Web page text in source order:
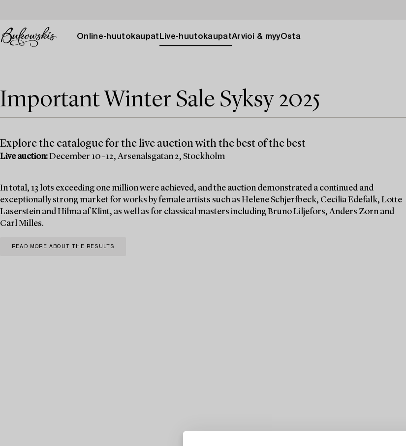
Online-huutokaupat Live-huutokaupatArvioi & myyOsta
Important Winter Sale Syksy 2025
Explore the catalogue for the live auction with the best of the best
Live auction:December 10–12, Arsenalsgatan 2, Stockholm
In total, 13 lots exceeding one million were achieved, and the auction demonstrated a continued and
exceptionally strong market for works by female artists such as Helene Schjerfbeck, Cecilia Edefalk, Lotte
Laserstein and Hilma af Klint, as well as for classical masters including Bruno Liljefors, Anders Zorn and
Carl Milles.
READ MORE ABOUT THE RESULTS